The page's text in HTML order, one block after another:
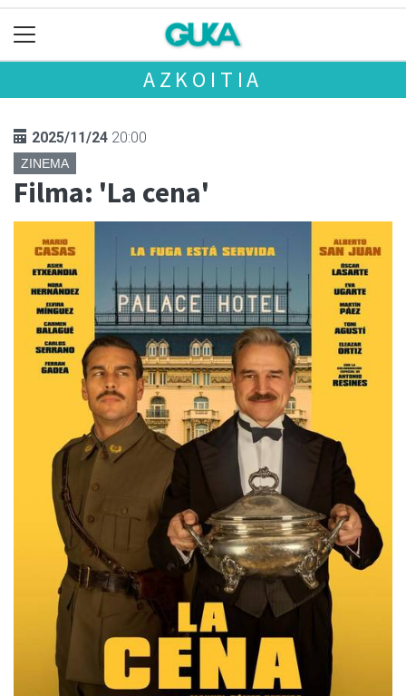
AZKOITIA
2025/11/24 20:00
ZINEMA
Filma: 'La cena'